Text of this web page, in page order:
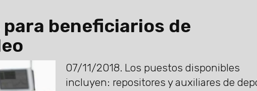
beneficiarios de
07/11/2018. Los puestos disponibles
incluyen: repositores y auxiliares de